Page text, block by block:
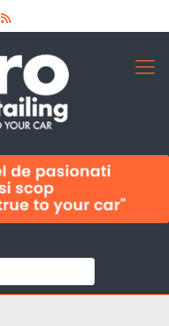
din domeniu la